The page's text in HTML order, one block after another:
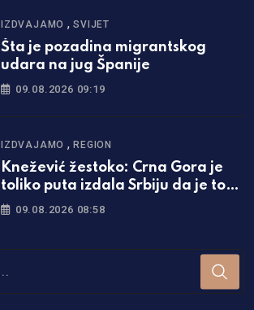
IZDVAJAMO ,SVIJET
Šta je pozadina migrantskog
udara na jug Španije
09.08.2026 09:19
IZDVAJAMO ,REGION
Knežević žestoko: Crna Gora je
toliko puta izdala Srbiju da je to
dovoljno i za one koji će tek da se
09.08.2026 08:58